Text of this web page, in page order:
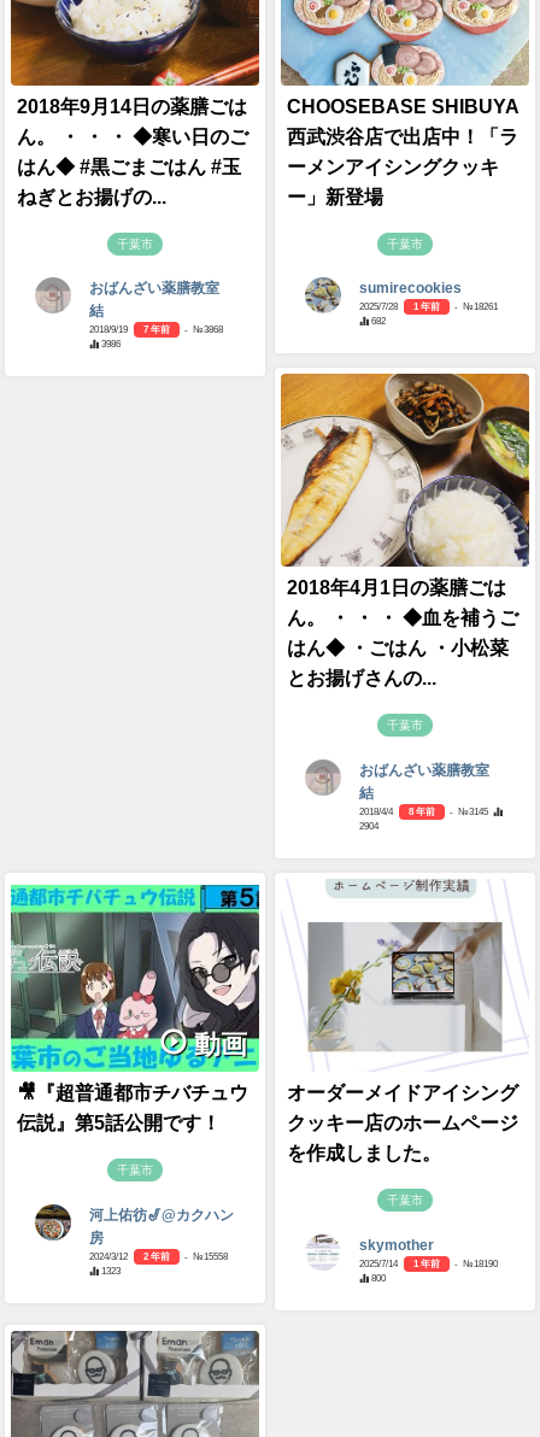
2018年9月14日の薬膳ごは
ん。 ・ ・ ・ ◆寒い日のご
はん◆ #黒ごまごはん #玉
ねぎとお揚げの...
千葉市
おばんざい薬膳教室
結
2018/9/19 7 年前
- №3868
3986
CHOOSEBASE SHIBUYA
西武渋谷店で出店中！「ラ
ーメンアイシングクッキ
ー」新登場
千葉市
sumirecookies
2025/7/28 1 年前
- №18261
682
2018年4月1日の薬膳ごは
ん。 ・ ・ ・ ◆血を補うご
はん◆ ・ごはん ・小松菜
とお揚げさんの...
千葉市
おばんざい薬膳教室
結
2018/4/4 8 年前
- №3145
2904
動画
🎥『超普通都市チバチュウ
伝説』第5話公開です！
千葉市
河上佑彷🎷@カクハン
房
2024/3/12 2 年前
- №15558
1323
オーダーメイドアイシング
クッキー店のホームページ
を作成しました。
千葉市
skymother
2025/7/14 1 年前
- №18190
800